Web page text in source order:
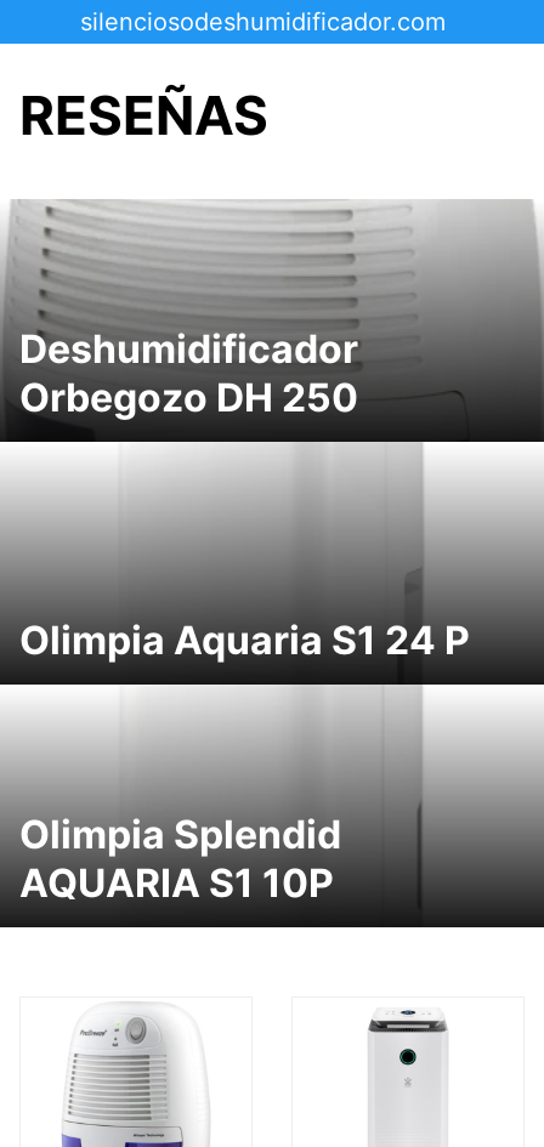
al
silenciosodeshumidificador.com
RESEÑAS
Deshumidificador
Orbegozo DH 250
Olimpia Aquaria S1 24 P
Olimpia Splendid
AQUARIA S1 10P